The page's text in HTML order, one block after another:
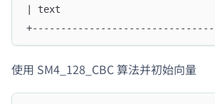
| text
使用 SM4_128_CBC 算法并初始向量